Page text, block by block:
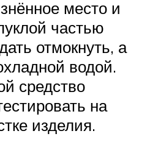
место и
частью
отмокнуть, а
водой.
средство
на
изделия.